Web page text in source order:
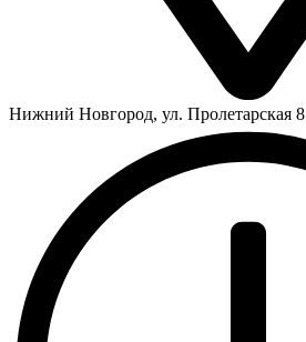
Нижний Новгород, ул. Пролетарская 8